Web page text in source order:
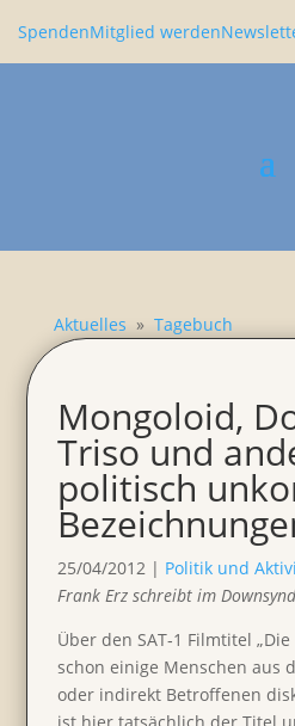
SpendenMitglied werden
Aktuelles » Tagebuch
Mongo­loid,
Triso und
politisch
25/04/2012 | Politik und
Frank Erz schreibt im
Über den SAT‑1 Filmtitel
schon einige Menschen aus
oder indirekt Betrof­fenen